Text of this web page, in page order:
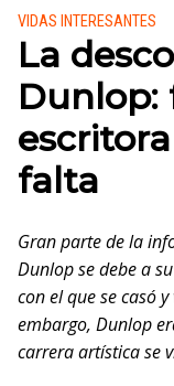
Publicado en:
VIDAS INTERESANTES
La
Dunlop:
falta
Gran parte de la
Dunlop se debe a
con el que se casó
embargo, Dunlop
carrera artística se